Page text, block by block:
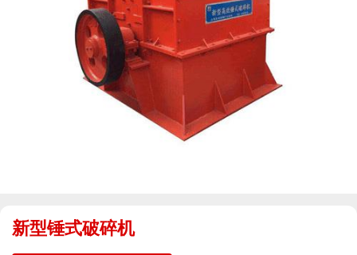
新型锤式破碎机